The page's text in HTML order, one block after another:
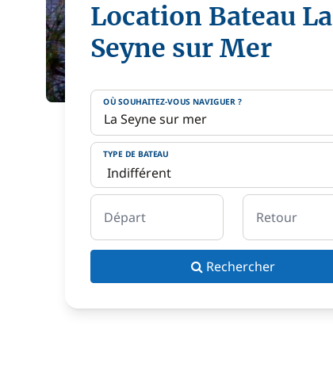
Location Bateau La
Seyne sur Mer
OÙ SOUHAITEZ-VOUS NAVIGUER ?
TYPE DE BATEAU
Départ Retour
Rechercher